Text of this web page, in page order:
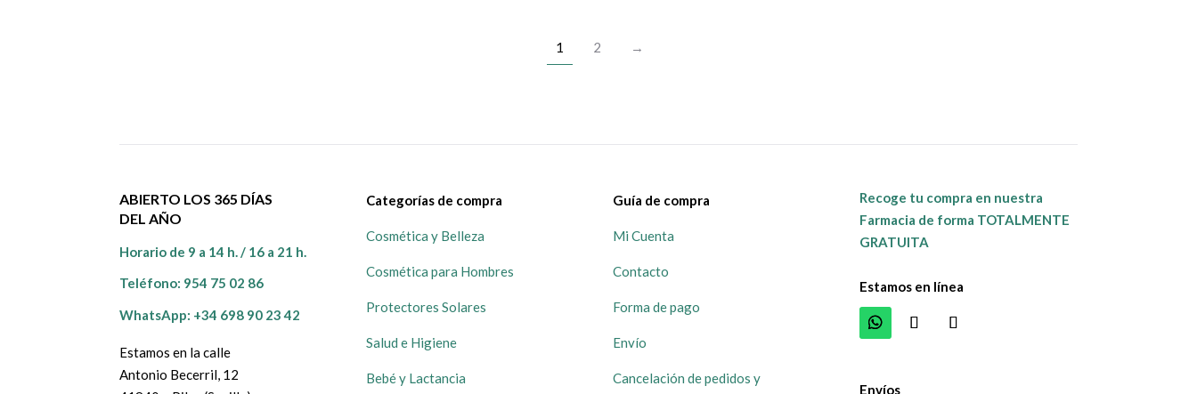
1 2 →
ABIERTO LOS 365 DÍAS
DEL AÑO
Horario de 9 a 14 h. / 16 a 21 h.
Teléfono: 954 75 02 86
WhatsApp: +34 698 90 23 42
Estamos en la calle
Antonio Becerril, 12
Categorías de compra
Cosmética y Belleza
Cosmética para Hombres
Protectores Solares
Salud e Higiene
Bebé y Lactancia
Guía de compra
Mi Cuenta
Contacto
Forma de pago
Envío
Cancelación de pedidos y
Recoge tu compra en nuestra
Farmacia de forma TOTALMENTE
GRATUITA
Estamos en línea
Envíos